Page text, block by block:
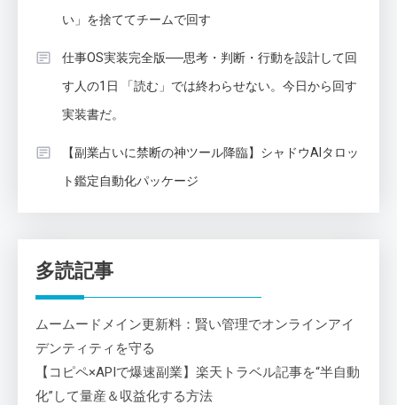
い」を捨ててチームで回す
仕事OS実装完全版──思考・判断・行動を設計して回
す人の1日 「読む」では終わらせない。今日から回す
実装書だ。
【副業占いに禁断の神ツール降臨】シャドウAIタロッ
ト鑑定自動化パッケージ
多読記事
ムームードメイン更新料：賢い管理でオンラインアイ
デンティティを守る
【コピペ×APIで爆速副業】楽天トラベル記事を“半自動
化”して量産＆収益化する方法